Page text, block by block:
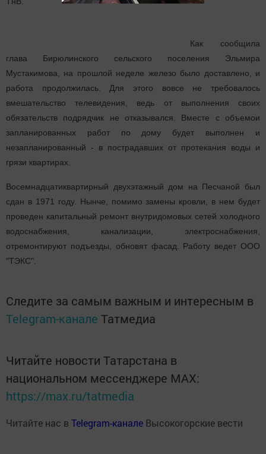
Как сообщила
глава Бирюлинского сельского поселения Эльмира
Мустакимова, на прошлой неделе железо было доставлено, и
работа продолжилась. Для этого вовсе не требовалось
вмешательство телевидения, ведь от выполнения своих
обязательств подрядчик не отказывался. Вместе с объемои
запланированных работ по дому будет выполнен и
незапланированный - в пострадавших от протекания воды и
грязи квартирах.
Восемнадцатиквартирный двухэтажный дом на Песчаной был
сдан в 1971 году. Нынче, помимо замены кровли, в нем будет
проведен капитальный ремонт внутридомовых сетей холодного
водоснабжения, канализации, электроснабжения,
отремонтируют подъезды, обновят фасад. Работу ведет ООО
"ТЭКС".
Следите за самым важным и интересным в
Telegram-канале Татмедиа
Читайте новости Татарстана в
национальном мессенджере MАХ:
https://max.ru/tatmedia
Читайте нас в Telegram-канале Высокогорские вести